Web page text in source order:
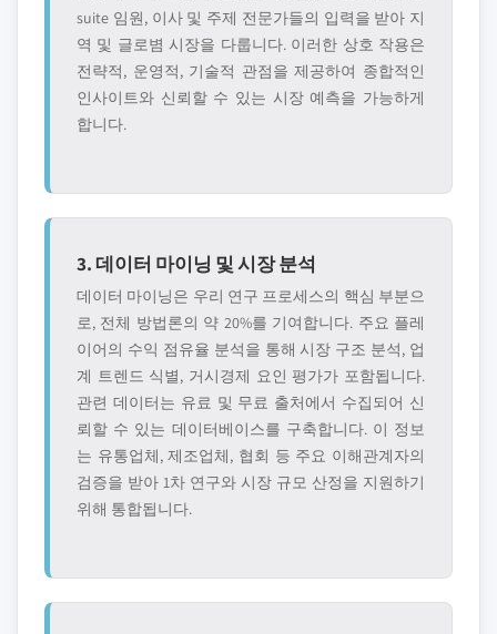
suite 임원, 이사 및 주제 전문가들의 입력을 받아 지
역 및 글로볌 시장을 다룹니다. 이러한 상호 작용은
전략적, 운영적, 기술적 관점을 제공하여 종합적인
인사이트와 신뢰할 수 있는 시장 예측을 가능하게
합니다.
3. 데이터 마이닝 및 시장 분석
데이터 마이닝은 우리 연구 프로세스의 핵심 부분으
로, 전체 방법론의 약 20%를 기여합니다. 주요 플레
이어의 수익 점유율 분석을 통해 시장 구조 분석, 업
계 트렌드 식별, 거시경제 요인 평가가 포함됩니다.
관련 데이터는 유료 및 무료 출처에서 수집되어 신
뢰할 수 있는 데이터베이스를 구축합니다. 이 정보
는 유통업체, 제조업체, 협회 등 주요 이해관계자의
검증을 받아 1차 연구와 시장 규모 산정을 지원하기
위해 통합됩니다.